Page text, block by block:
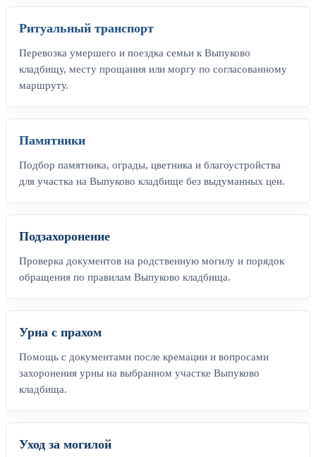
Ритуальный транспорт
Перевозка умершего и поездка семьи к Выпуково
кладбищу, месту прощания или моргу по согласованному
маршруту.
Памятники
Подбор памятника, ограды, цветника и благоустройства
для участка на Выпуково кладбище без выдуманных цен.
Подзахоронение
Проверка документов на родственную могилу и порядок
обращения по правилам Выпуково кладбища.
Урна с прахом
Помощь с документами после кремации и вопросами
захоронения урны на выбранном участке Выпуково
кладбища.
Уход за могилой